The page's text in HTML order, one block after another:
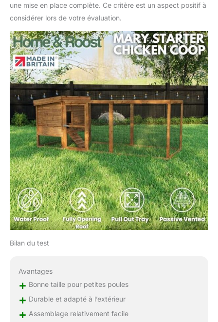
l'humidité et les
parasites tout en
nettoyage facile en
dessous. Design
charmant : son
esthétique rustique
ajoute une touche de
charme à votre espace
extérieur, complétant
n'importe quel jardin ou
arrière-cour. Utilisation
polyvalente : idéal pour
les troupeaux de petite
à moyenne taille, ce
poulailler est parfait
pour les amateurs, les
propriétaires de fermes
ou toute personne
cherchant à offrir un
foyer sûr et confortable
à leurs poules.
une mise en place complète. Ce critère est un aspect positif à
considérer lors de votre évaluation.
Bilan du test
Avantages
+ Bonne taille pour petites poules
+ Durable et adapté à l’extérieur
+ Assemblage relativement facile